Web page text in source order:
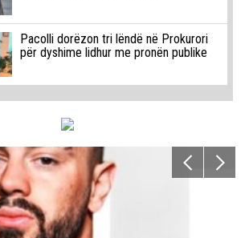
Pacolli dorëzon tri lëndë në Prokurori
për dyshime lidhur me pronën publike